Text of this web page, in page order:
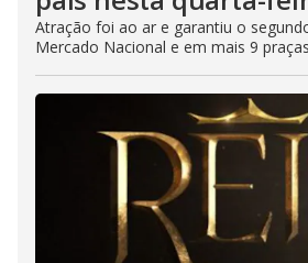
Atração foi ao ar e garantiu o
Mercado Nacional e em mais 9 praças